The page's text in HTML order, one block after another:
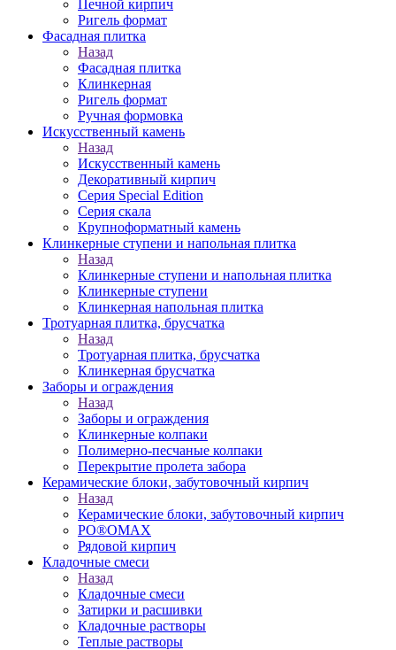
Печной кирпич
Ригель формат
Фасадная плитка
Назад
Фасадная плитка
Клинкерная
Ригель формат
Ручная формовка
Искусственный камень
Назад
Искусственный камень
Декоративный кирпич
Серия Special Edition
Серия скала
Крупноформатный камень
Клинкерные ступени и напольная плитка
Назад
Клинкерные ступени и напольная плитка
Клинкерные ступени
Клинкерная напольная плитка
Тротуарная плитка, брусчатка
Назад
Тротуарная плитка, брусчатка
Клинкерная брусчатка
Заборы и ограждения
Назад
Заборы и ограждения
Клинкерные колпаки
Полимерно-песчаные колпаки
Перекрытие пролета забора
Керамические блоки, забутовочный кирпич
Назад
Керамические блоки, забутовочный кирпич
PO®OMAX
Рядовой кирпич
Кладочные смеси
Назад
Кладочные смеси
Затирки и расшивки
Кладочные растворы
Теплые растворы